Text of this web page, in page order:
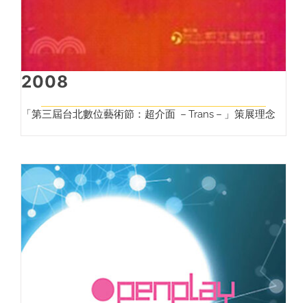
2008
「第三屆台北數位藝術節：超介面 －Trans－」策展理念